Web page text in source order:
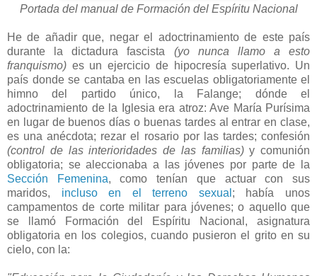
Portada del manual de Formación del Espíritu Nacional
He de añadir que, negar el adoctrinamiento de este país
durante la dictadura fascista (yo nunca llamo a esto
franquismo) es un ejercicio de hipocresía superlativo. Un
país donde se cantaba en las escuelas obligatoriamente el
himno del partido único, la Falange; dónde el
adoctrinamiento de la Iglesia era atroz: Ave María Purísima
en lugar de buenos días o buenas tardes al entrar en clase,
es una anécdota; rezar el rosario por las tardes; confesión
(control de las interioridades de las familias)y comunión
obligatoria; se aleccionaba a las jóvenes por parte de la
Sección Femenina, como tenían que actuar con sus
maridos, incluso en el terreno sexual ; había unos
campamentos de corte militar para jóvenes; o aquello que
se llamó Formación del Espíritu Nacional, asignatura
obligatoria en los colegios, cuando pusieron el grito en su
cielo, con la: